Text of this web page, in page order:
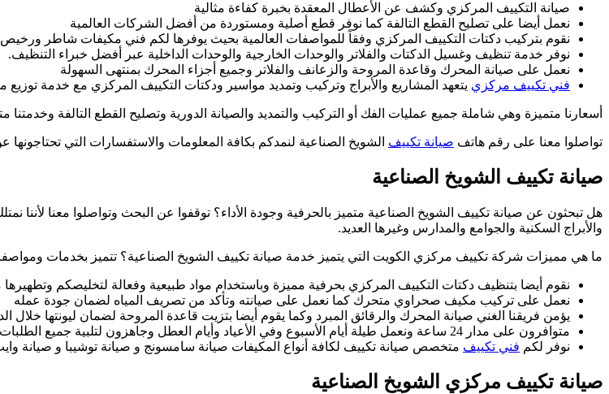
صيانة التكييف المركزي وكشف عن الأعطال المعقدة بخبرة كفاءة مثالية
نعمل أيضا على تصليح القطع التالفة كما نوفر قطع أصلية ومستوردة من أفضل الشركات العالمية
نقوم بتركيب دكتات التكييف المركزي وفقاً للمواصفات العالمية بحيث يوفرها لكم فني مكيفات شاطر
نوفر خدمة تنظيف وغسيل الدكتات والفلاتر والوحدات الخارجية والوحدات الداخلية عبر أفضل خبراء التنظيف.
نعمل على صيانة المحرك وقاعدة المروحة والزعانف والفلاتر وجميع أجزاء المحرك بمنتهى السهولة
فني تكييف مركزي يتعهد المشاريع والأبراج وتركيب وتمديد مواسير ودكتات التكييف المركزي مع خدمة
أسعارنا متميزة وهي شاملة جميع عمليات الفك أو التركيب والتمديد والصيانة الدورية وتصليح القطع التالفة
تواصلوا معنا على رقم هاتف صيانة تكييف الشويخ الصناعية لنمدكم بكافة المعلومات والاستفسارات التي تحتاجونها
صيانة تكييف الشويخ الصناعية
هل تبحثون عن صيانة تكييف الشويخ الصناعية متميز بالحرفية وجودة الأداء؟ توقفوا عن البحث وتواصلوا معنا
والأبراج السكنية والجوامع والمدارس وغيرها العديد.
ما هي مميزات شركة تكييف مركزي الكويت التي يتميز خدمة صيانة تكييف الشويخ الصناعية؟ تتميز بخدمات
نقوم أيضا بتنظيف دكتات التكييف المركزي بحرفية مميزة وباستخدام مواد طبيعية وفعالة لتخليصكم وتطهيرها
نعمل على تركيب مكيف صحراوي متحرك كما نعمل على صيانته وتأكد من تصريف المياه لضمان جودة عمله
يؤمن فريقنا الغني صيانة المحرك والرقائق المبرد وكما يقوم أيضا بتزيت قاعدة المروحة لضمان ليونتها خلال
متوافرون على مدار 24 ساعة ونعمل طيلة أيام الأسبوع وفي الأعياد وأيام العطل وجاهزون لتلبية جميع الطلبات في كافة المناطق عبر ورشات مناوبة.
نوفر لكم فني تكييف متخصص صيانة تكييف لكافة أنواع المكيفات صيانة سامسونج و صيانة توشيبا و صيانة
صيانة تكييف مركزي الشويخ الصناعية